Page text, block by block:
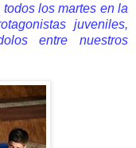
los martes en la
juveniles,
entre nuestros